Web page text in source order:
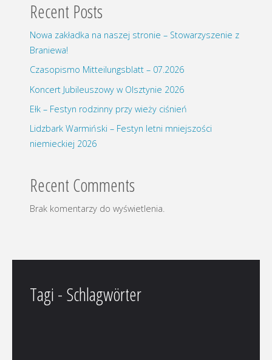
Recent Posts
Nowa zakładka na naszej stronie – Stowarzyszenie z
Braniewa!
Czasopismo Mitteilungsblatt – 07.2026
Koncert Jubileuszowy w Olsztynie 2026
Ełk – Festyn rodzinny przy wieży ciśnień
Lidzbark Warmiński – Festyn letni mniejszości
niemieckiej 2026
Recent Comments
Brak komentarzy do wyświetlenia.
Tagi - Schlagwörter